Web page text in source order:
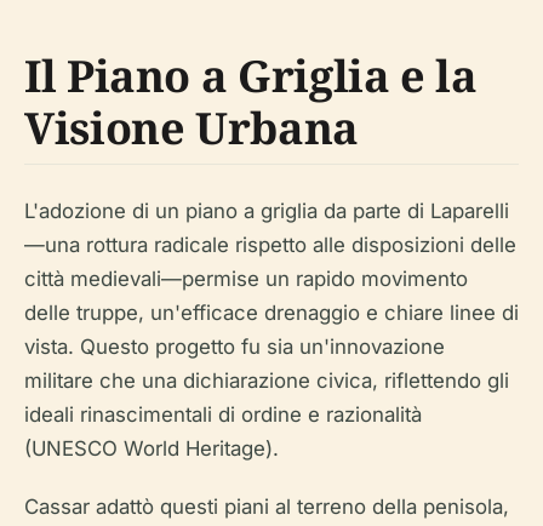
Il Piano a Griglia e la
Visione Urbana
L'adozione di un piano a griglia da parte di Laparelli
—una rottura radicale rispetto alle disposizioni delle
città medievali—permise un rapido movimento
delle truppe, un'efficace drenaggio e chiare linee di
vista. Questo progetto fu sia un'innovazione
militare che una dichiarazione civica, riflettendo gli
ideali rinascimentali di ordine e razionalità
(UNESCO World Heritage).
Cassar adattò questi piani al terreno della penisola,